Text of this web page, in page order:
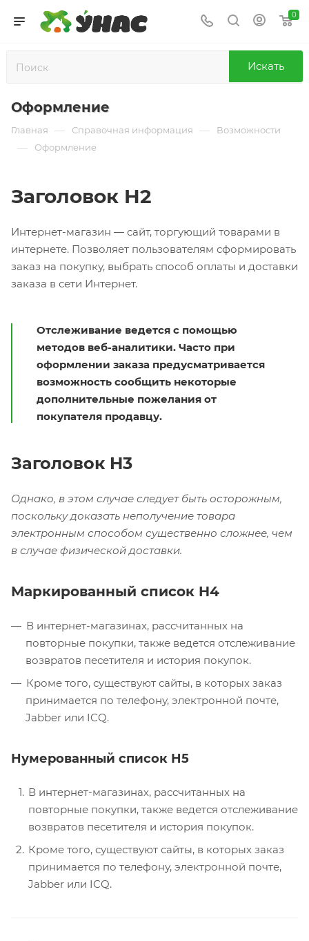
0
Искать
Оформление
Главная — Справочная информация — Возможности
— Оформление
Заголовок H2
Интернет-магазин — сайт, торгующий товарами в
интернете. Позволяет пользователям сформировать
заказ на покупку, выбрать способ оплаты и доставки
заказа в сети Интернет.
Отслеживание ведется с помощью
методов веб-аналитики. Часто при
оформлении заказа предусматривается
возможность сообщить некоторые
дополнительные пожелания от
покупателя продавцу.
Заголовок H3
Однако, в этом случае следует быть осторожным,
поскольку доказать неполучение товара
электронным способом существенно сложнее, чем
в случае физической доставки.
Маркированный список H4
В интернет-магазинах, рассчитанных на
повторные покупки, также ведется отслеживание
возвратов песетителя и история покупок.
Кроме того, существуют сайты, в которых заказ
принимается по телефону, электронной почте,
Jabber или ICQ.
Нумерованный список H5
В интернет-магазинах, рассчитанных на
повторные покупки, также ведется отслеживание
возвратов песетителя и история покупок.
Кроме того, существуют сайты, в которых заказ
принимается по телефону, электронной почте,
Jabber или ICQ.